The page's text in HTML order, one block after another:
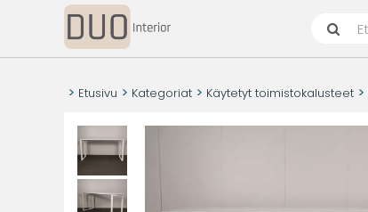
Etusivu Kategoriat Käytetyt toimistokalusteet